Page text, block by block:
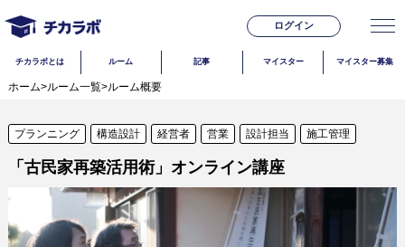
ログイン
チカラボとは ルーム 記事 マイスター マイスター募集
ホーム>ルーム一覧>ルーム概要
プランニング 構造設計 経営者 営業 設計担当 施工管理
「古民家再築活用術」オンライン講座